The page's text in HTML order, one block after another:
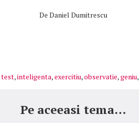
De Daniel Dumitrescu
test,inteligenta,exercitiu,observatie,geniu,
Pe aceeasi tema...